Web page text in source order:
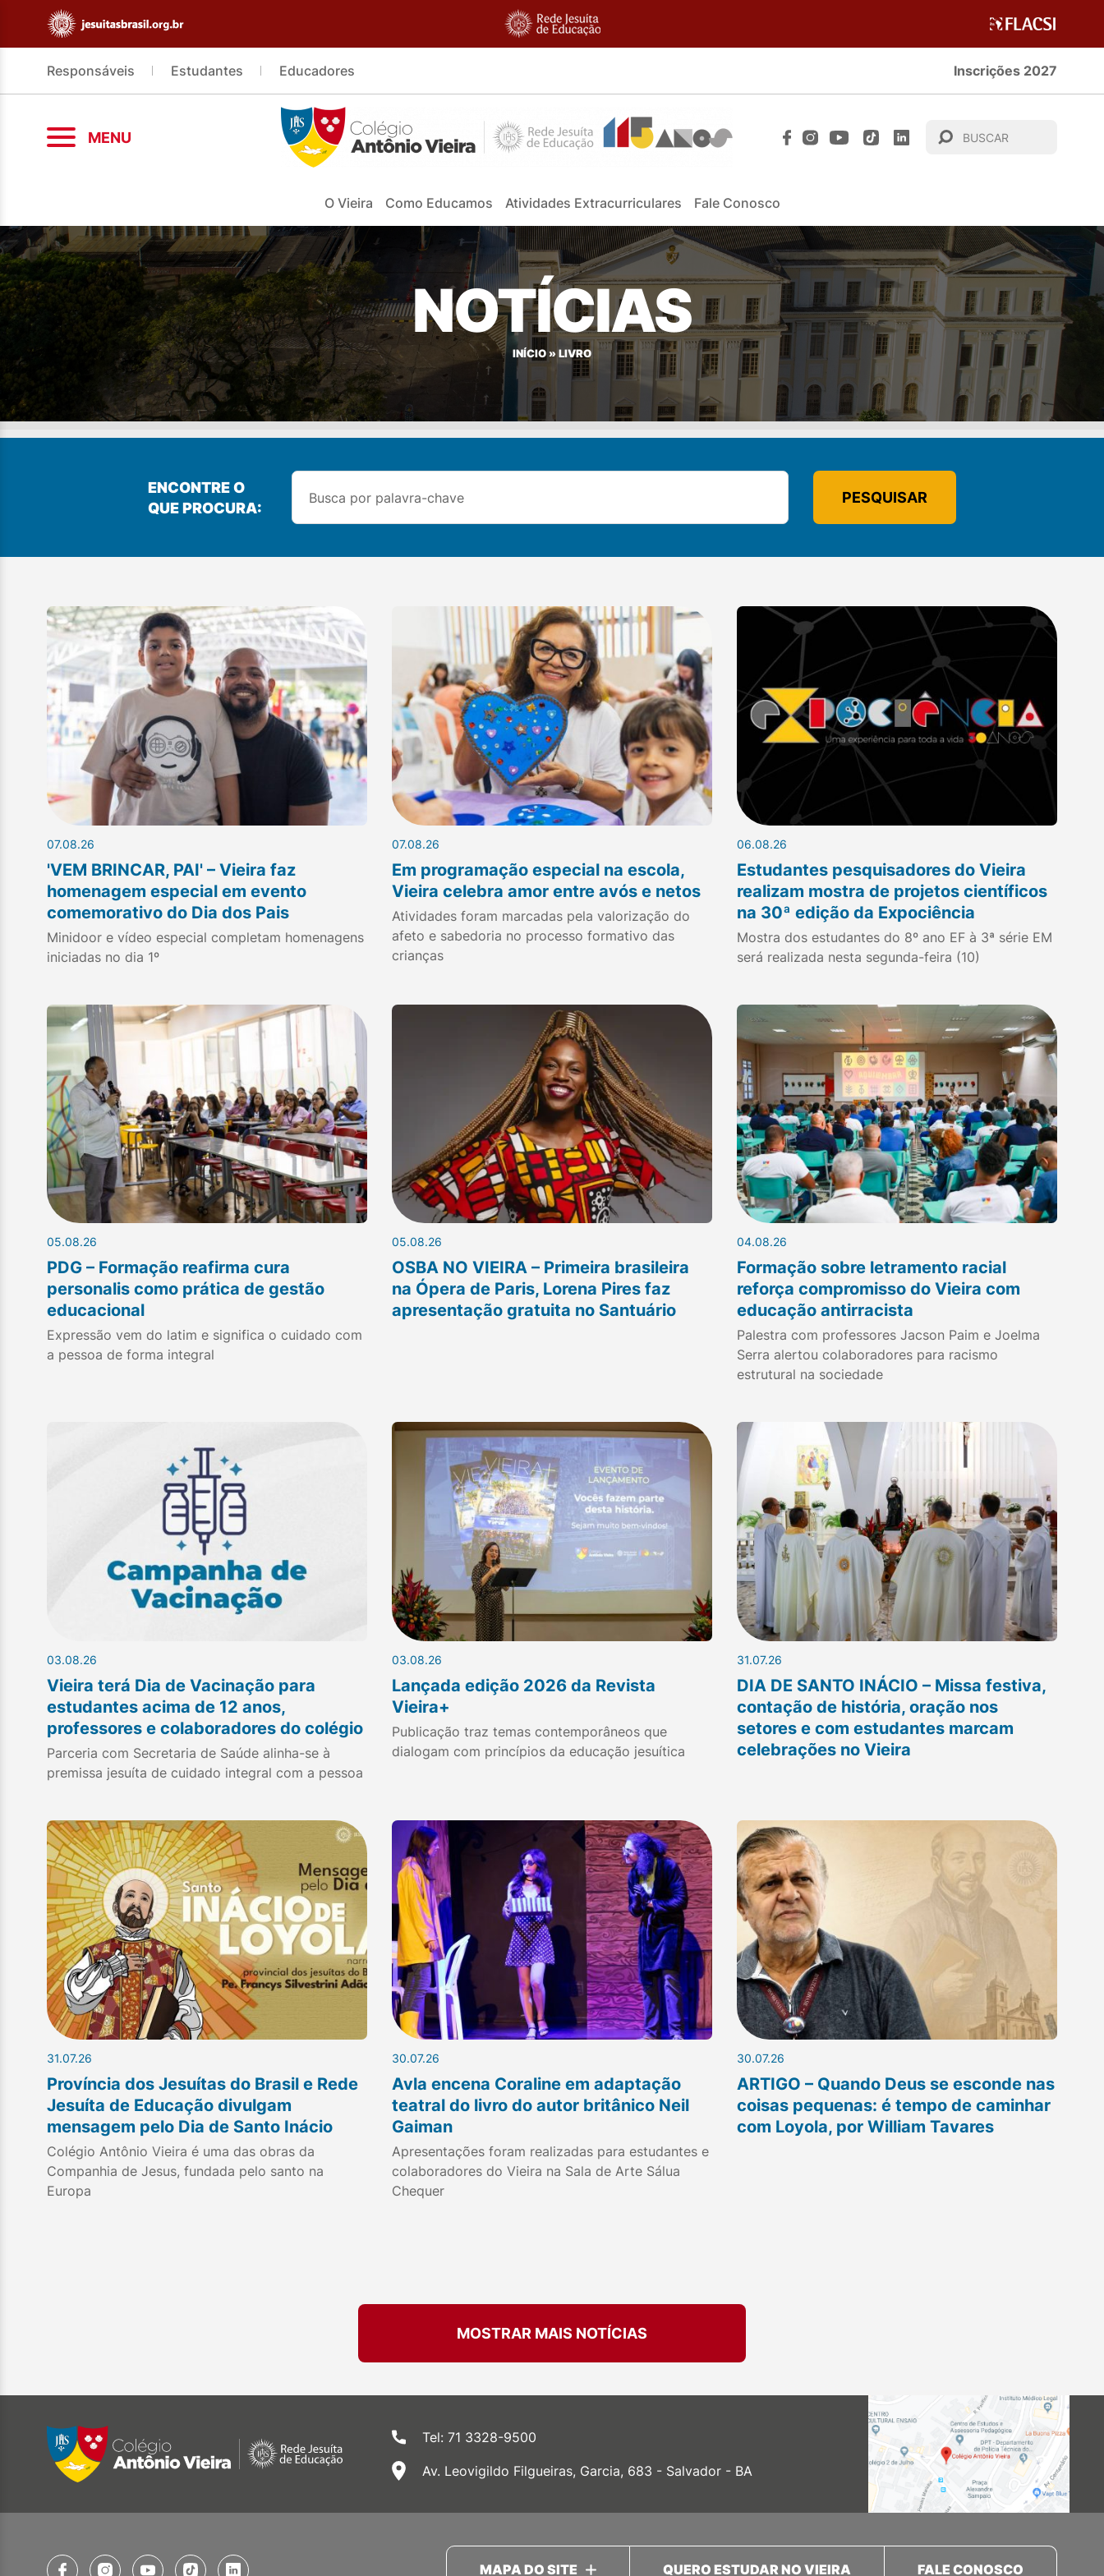
Responsáveis Estudantes Educadores Inscrições 2027
MENU
O Vieira Como Educamos Atividades Extracurriculares Fale Conosco
NOTÍCIAS
INÍCIO » LIVRO
ENCONTRE O
QUE PROCURA:
PESQUISAR
07.08.26
'VEM BRINCAR, PAI' – Vieira faz
homenagem especial em evento
comemorativo do Dia dos Pais
Minidoor e vídeo especial completam homenagens
iniciadas no dia 1º
07.08.26
Em programação especial na escola,
Vieira celebra amor entre avós e netos
Atividades foram marcadas pela valorização do
afeto e sabedoria no processo formativo das
crianças
06.08.26
Estudantes pesquisadores do Vieira
realizam mostra de projetos científicos
na 30ª edição da Expociência
Mostra dos estudantes do 8º ano EF à 3ª série EM
será realizada nesta segunda-feira (10)
05.08.26
PDG – Formação reafirma cura
personalis como prática de gestão
educacional
Expressão vem do latim e significa o cuidado com
a pessoa de forma integral
05.08.26
OSBA NO VIEIRA – Primeira brasileira
na Ópera de Paris, Lorena Pires faz
apresentação gratuita no Santuário
04.08.26
Formação sobre letramento racial
reforça compromisso do Vieira com
educação antirracista
Palestra com professores Jacson Paim e Joelma
Serra alertou colaboradores para racismo
estrutural na sociedade
03.08.26
Vieira terá Dia de Vacinação para
estudantes acima de 12 anos,
professores e colaboradores do colégio
Parceria com Secretaria de Saúde alinha-se à
premissa jesuíta de cuidado integral com a pessoa
03.08.26
Lançada edição 2026 da Revista
Vieira+
Publicação traz temas contemporâneos que
dialogam com princípios da educação jesuítica
31.07.26
DIA DE SANTO INÁCIO – Missa festiva,
contação de história, oração nos
setores e com estudantes marcam
celebrações no Vieira
31.07.26
Província dos Jesuítas do Brasil e Rede
Jesuíta de Educação divulgam
mensagem pelo Dia de Santo Inácio
Colégio Antônio Vieira é uma das obras da
Companhia de Jesus, fundada pelo santo na
Europa
30.07.26
Avla encena Coraline em adaptação
teatral do livro do autor britânico Neil
Gaiman
Apresentações foram realizadas para estudantes e
colaboradores do Vieira na Sala de Arte Sálua
Chequer
30.07.26
ARTIGO – Quando Deus se esconde nas
coisas pequenas: é tempo de caminhar
com Loyola, por William Tavares
MOSTRAR MAIS NOTÍCIAS
Tel: 71 3328-9500
Av. Leovigildo Filgueiras, Garcia, 683 - Salvador - BA
MAPA DO SITE QUERO ESTUDAR NO VIEIRA FALE CONOSCO